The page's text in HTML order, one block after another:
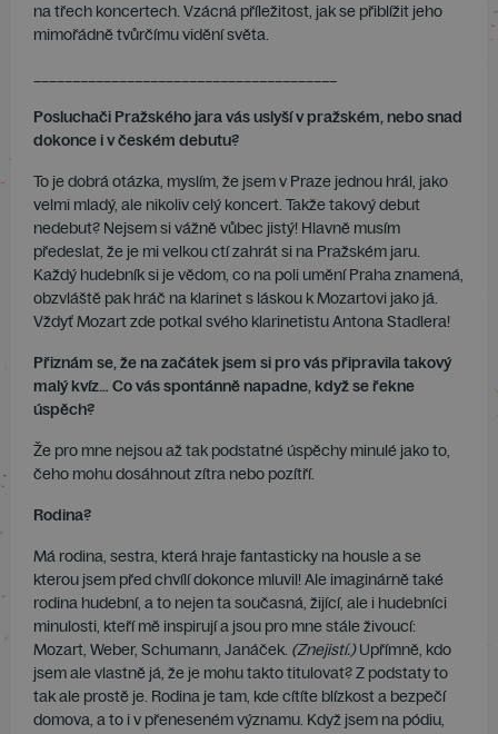
na třech koncertech. Vzácná příležitost, jak se přiblížit jeho
mimořádně tvůrčímu vidění světa.
Posluchači Pražského jara vás uslyší v pražském, nebo snad
dokonce i v českém debutu?
To je dobrá otázka, myslím, že jsem v Praze jednou hrál, jako
velmi mladý, ale nikoliv celý koncert. Takže takový debut
nedebut? Nejsem si vážně vůbec jistý! Hlavně musím
předeslat, že je mi velkou ctí zahrát si na Pražském jaru.
Každý hudebník si je vědom, co na poli umění Praha znamená,
obzvláště pak hráč na klarinet s láskou k Mozartovi jako já.
Vždyť Mozart zde potkal svého klarinetistu Antona Stadlera!
Přiznám se, že na začátek jsem si pro vás připravila takový
malý kvíz… Co vás spontánně napadne, když se řekne
úspěch?
Že pro mne nejsou až tak podstatné úspěchy minulé jako to,
čeho mohu dosáhnout zítra nebo pozítří.
Rodina?
Má rodina, sestra, která hraje fantasticky na housle a se
kterou jsem před chvílí dokonce mluvil! Ale imaginárně také
rodina hudební, a to nejen ta současná, žijící, ale i hudebníci
minulosti, kteří mě inspirují a jsou pro mne stále živoucí:
Mozart, Weber, Schumann, Janáček. (Znejistí.)Upřímně, kdo
jsem ale vlastně já, že je mohu takto titulovat? Z podstaty to
tak ale prostě je. Rodina je tam, kde cítíte blízkost a bezpečí
domova, a to i v přeneseném významu. Když jsem na pódiu,